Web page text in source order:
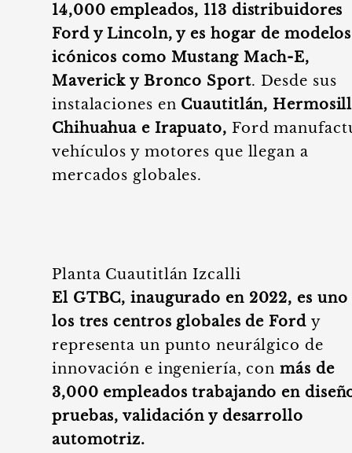
14,000 empleados, 113 distribuidores
Ford y Lincoln, y es hogar de modelos
icónicos como Mustang Mach-E,
Maverick y Bronco Sport. Desde sus
instalaciones en Cuautitlán,
Chihuahua e Irapuato, Ford
vehículos y motores que llegan a
mercados globales.
Planta Cuautitlán Izcalli
El GTBC, inaugurado en 2022, es uno
los tres centros globales de Fordy
representa un punto neurálgico de
innovación e ingeniería, conmás de
3,000 empleados trabajando en
pruebas, validación y desarrollo
automotriz.